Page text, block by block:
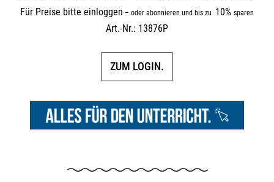
Für Preise bitte einloggen – oder abonnieren und bis zu 10% sparen
Art.-Nr.: 13876P
ZUM LOGIN.